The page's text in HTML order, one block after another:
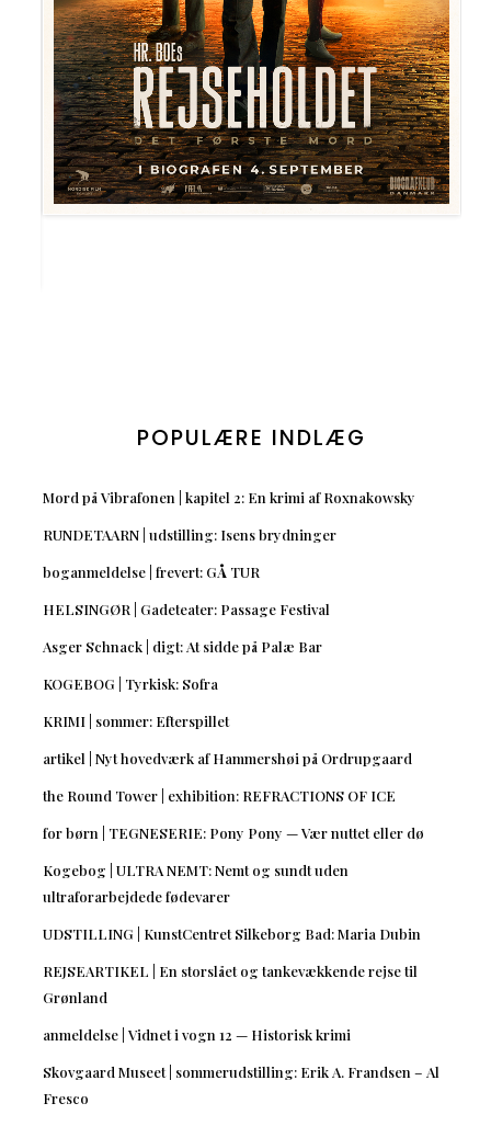
POPULÆRE INDLÆG
Mord på Vibrafonen | kapitel 2: En krimi af Roxnakowsky
RUNDETAARN | udstilling: Isens brydninger
boganmeldelse | frevert: GÅ TUR
HELSINGØR | Gadeteater: Passage Festival
Asger Schnack | digt: At sidde på Palæ Bar
KOGEBOG | Tyrkisk: Sofra
KRIMI | sommer: Efterspillet
artikel | Nyt hovedværk af Hammershøi på Ordrupgaard
the Round Tower | exhibition: REFRACTIONS OF ICE
for børn | TEGNESERIE: Pony Pony — Vær nuttet eller dø
Kogebog | ULTRA NEMT: Nemt og sundt uden
ultraforarbejdede fødevarer
UDSTILLING | KunstCentret Silkeborg Bad: Maria Dubin
REJSEARTIKEL | En storslået og tankevækkende rejse til
Grønland
anmeldelse | Vidnet i vogn 12 — Historisk krimi
Skovgaard Museet | sommerudstilling: Erik A. Frandsen – Al
Fresco